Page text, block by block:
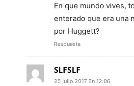
En que mundo vives,
enterado que era una
por Huggett?
Respuesta
SLFSLF
25 julio 2017 En 12:06